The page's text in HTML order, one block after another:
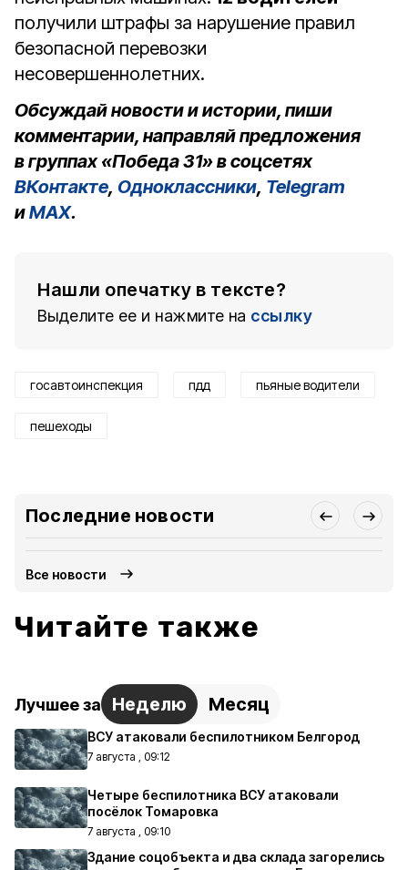
получили штрафы за нарушение правил
безопасной перевозки
несовершеннолетних.
Обсуждай новости и истории, пиши
комментарии, направляй предложения
в группах «Победа 31» в соцсетях
ВКонтакте, Одноклассники, Telegram
иMAX.
Нашли опечатку в тексте?
Выделите ее и нажмите на ссылку
госавтоинспекция пдд пьяные водители
пешеходы
Последние новости
Все новости
Читайте также
Лучшее за Неделю Месяц
ВСУ атаковали беспилотником Белгород
7 августа , 09:12
Четыре беспилотника ВСУ атаковали
посёлок Томаровка
7 августа , 09:10
Здание соцобъекта и два склада загорелись